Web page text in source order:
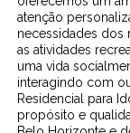
atenção
necessidades dos
as atividades
uma vida
interagindo com
Residencial para
propósito e